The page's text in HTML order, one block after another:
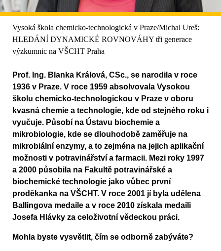
Vysoká škola chemicko-technologická v Praze/Michal Ureš:
HLEDÁNÍ DYNAMICKÉ ROVNOVÁHY tři generace
výzkumnic na VŠCHT Praha
Prof. Ing. Blanka Králová, CSc., se narodila v roce
1936 v Praze. V roce 1959 absolvovala Vysokou
školu chemicko-technologickou v Praze v oboru
kvasná chemie a technologie, kde od stejného roku i
vyučuje. Působí na Ústavu biochemie a
mikrobiologie, kde se dlouhodobě zaměřuje na
mikrobiální enzymy, a to zejména na jejich aplikační
možnosti v potravinářství a farmacii. Mezi roky 1997
a 2000 působila na Fakultě potravinářské a
biochemické technologie jako vůbec první
proděkanka na VŠCHT. V roce 2001 jí byla udělena
Ballingova medaile a v roce 2010 získala medaili
Josefa Hlávky za celoživotní vědeckou práci.
Mohla byste vysvětlit, čím se odborně zabýváte?